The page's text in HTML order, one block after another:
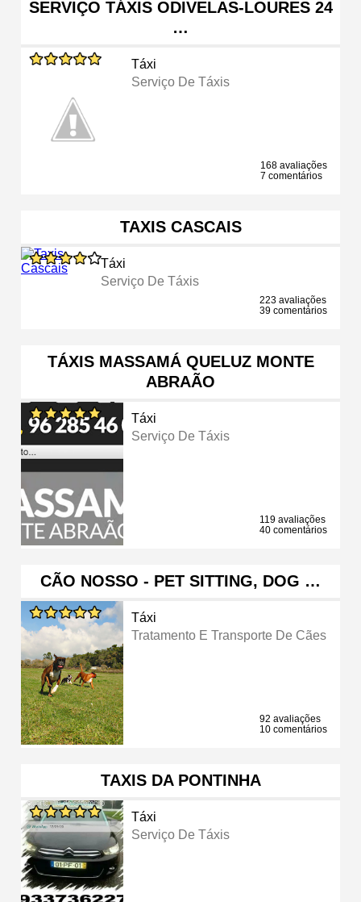
SERVIÇO TÁXIS ODIVELAS-LOURES 24
…
Táxi
Serviço De Táxis
168 avaliações
7 comentários
TAXIS CASCAIS
Táxi
Serviço De Táxis
223 avaliações
39 comentários
TÁXIS MASSAMÁ QUELUZ MONTE
ABRAÃO
Táxi
Serviço De Táxis
119 avaliações
40 comentários
CÃO NOSSO - PET SITTING, DOG …
Táxi
Tratamento E Transporte De Cães
92 avaliações
10 comentários
TAXIS DA PONTINHA
Táxi
Serviço De Táxis